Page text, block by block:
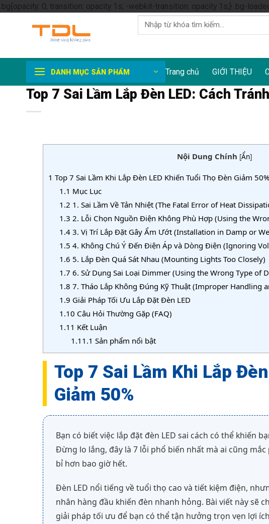
.bg{opacity: 0; transition: opacity 1s; -webkit-transition: opacity 1s;} .bg-
Tìm
kiếm:
DANH MỤC SẢN PHẨM Trang chủ GIỚI THIỆU
Top 7 Sai Lầm Lắp Đèn LED: Cách
Nội Dung Chính [Ẩn]
1 Top 7 Sai Lầm Khi Lắp Đèn LED Khiến Tuổi Thọ Đèn Giảm 50%
1.1 Mục Lục
1.2 1. Sai Lầm Về Tản Nhiệt (The Fatal Error of Heat
1.3 2. Lỗi Chọn Nguồn Điện Không Phù Hợp (Using the
1.4 3. Vị Trí Lắp Đặt Gây Ẩm Ướt (Installation in Damp or
1.5 4. Không Chú Ý Đến Điện Áp và Dòng Điện (Ignoring
1.6 5. Lắp Đèn Quá Sát Nhau (Mounting Lights Too Closely)
1.7 6. Sử Dụng Sai Loại Dimmer (Using the Wrong Type of
1.8 7. Tháo Lắp Không Đúng Kỹ Thuật (Improper Handling
1.9 Giải Pháp Tối Ưu Lắp Đặt Đèn LED
1.10 Câu Hỏi Thường Gặp (FAQ)
1.11 Kết Luận
1.11.1 Sản phẩm nổi bật
Top 7 Sai Lầm Khi Lắp
Giảm 50%
Bạn có biết việc lắp đặt đèn LED sai cách có thể khiến
Đừng lo lắng, đây là 7 lỗi phổ biến nhất mà ai cũng mắc
bỉ hơn bao giờ hết.
Đèn LED nổi tiếng về tuổi thọ cao và tiết kiệm điện,
nhân hàng đầu khiến đèn nhanh hỏng. Bài viết này sẽ
giải pháp tối ưu để bạn có thể tận hưởng trọn vẹn lợi